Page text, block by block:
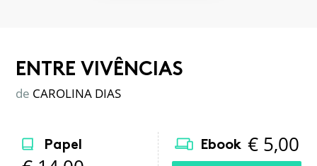
ENTRE VIVÊNCIAS
de CAROLINA DIAS
Papel Ebook € 5,00